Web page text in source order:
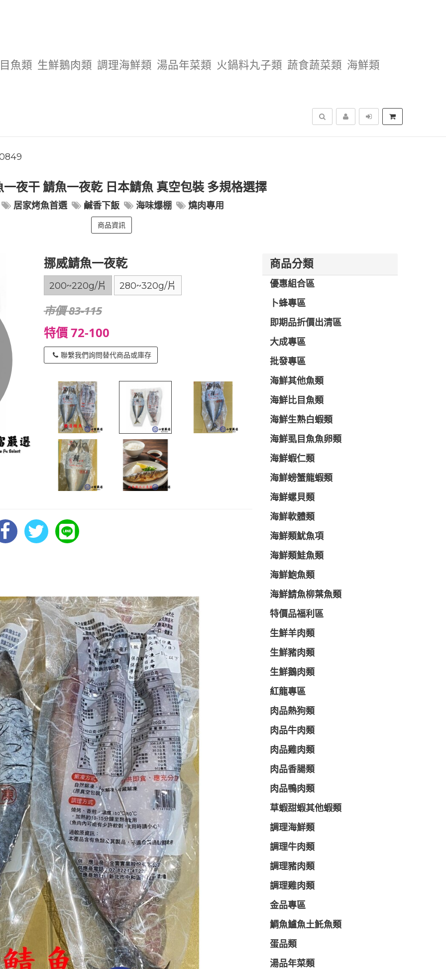
魚類 生鮮鵝肉類 調理海鮮類 湯品年菜類 火鍋料丸子類 蔬食蔬菜類 海鮮類
搜尋
一夜干 鯖魚一夜乾 日本鯖魚 真空包裝 多規格選擇
居家烤魚首選 鹹香下飯 海味爆棚 燒肉專用
商品資訊
挪威鯖魚一夜乾
200~220g/片 280~320g/片
市價 83-115
特價 72-100
聯繫我們詢問替代商品或庫存
商品分類
優惠組合區
卜蜂專區
即期品折價出清區
大成專區
批發專區
海鮮其他魚類
海鮮比目魚類
海鮮生熟白蝦類
海鮮虱目魚魚卵類
海鮮蝦仁類
海鮮螃蟹龍蝦類
海鮮螺貝類
海鮮軟體類
海鮮類魷魚項
海鮮類鮭魚類
海鮮鮑魚類
海鮮鯖魚柳葉魚類
特價品福利區
生鮮羊肉類
生鮮豬肉類
生鮮鵝肉類
紅龍專區
肉品熱狗類
肉品牛肉類
肉品雞肉類
肉品香腸類
肉品鴨肉類
草蝦甜蝦其他蝦類
調理海鮮類
調理牛肉類
調理豬肉類
調理雞肉類
金品專區
鯛魚鱸魚土魠魚類
蛋品類
湯品年菜類